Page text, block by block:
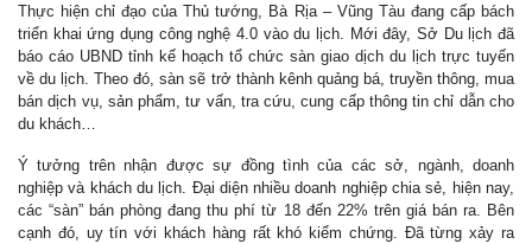
Thực hiện chỉ đạo của Thủ tướng, Bà Rịa – Vũng Tàu đang cấp bách
triển khai ứng dụng công nghệ 4.0 vào du lịch. Mới đây, Sở Du lịch đã
báo cáo UBND tỉnh kế hoạch tổ chức sàn giao dịch du lịch trực tuyến
về du lịch. Theo đó, sàn sẽ trở thành kênh quảng bá, truyền thông, mua
bán dịch vụ, sản phẩm, tư vấn, tra cứu, cung cấp thông tin chỉ dẫn cho
du khách…
Ý tưởng trên nhận được sự đồng tình của các sở, ngành, doanh
nghiệp và khách du lịch. Đại diện nhiều doanh nghiệp chia sẻ, hiện nay,
các “sàn” bán phòng đang thu phí từ 18 đến 22% trên giá bán ra. Bên
cạnh đó, uy tín với khách hàng rất khó kiểm chứng. Đã từng xảy ra